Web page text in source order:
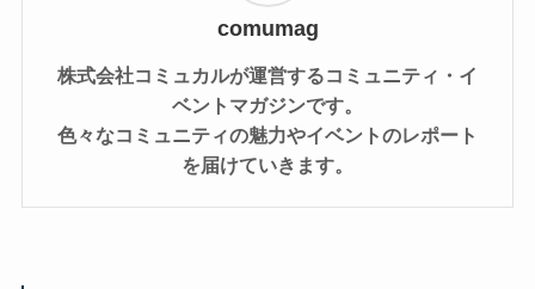
comumag
株式会社コミュカルが運営するコミュニティ・イ
ベントマガジンです。
色々なコミュニティの魅力やイベントのレポート
を届けていきます。